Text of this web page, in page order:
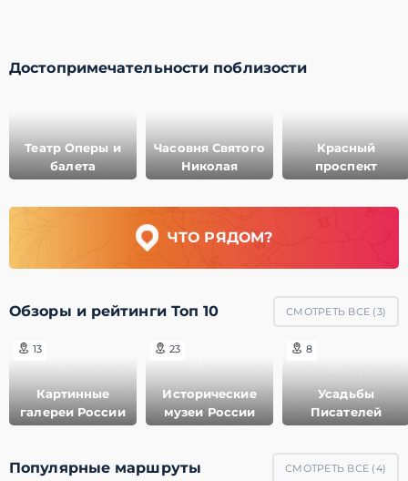
Достопримечательности поблизости
Театр Оперы и
балета
Часовня Святого
Николая
Красный
проспект
ЧТО РЯДОМ?
Обзоры и рейтинги Топ 10 СМОТРЕТЬ ВСЕ (3)
13
Картинные
галереи России
23
Исторические
музеи России
8
Усадьбы
Писателей
Популярные маршруты СМОТРЕТЬ ВСЕ (4)